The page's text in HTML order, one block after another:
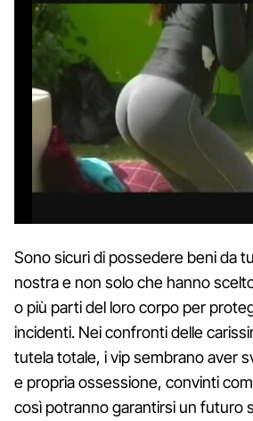
Sono sicuri di possedere beni da
nostra e non solo che hanno
o più parti del loro corpo per
incidenti. Nei confronti delle
tutela totale, i vip sembrano aver
e propria ossessione, convinti
così potranno garantirsi un futuro